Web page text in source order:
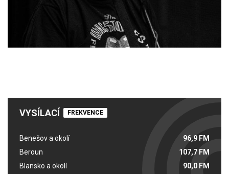
VYSÍLACÍ FREKVENCE
Benešov a okolí
96,9 FM
Beroun
107,7 FM
Blansko a okolí
90,0 FM